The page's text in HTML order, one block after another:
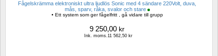
Fågelskrämma elektroniskt ultra ljudlös Sonic med 4 sändare 220Volt, duva,
mås, sparv, råka, svalor och stare
• Ett system som ger fågelfritt , gå vidare till grupp
9 250,00 kr
Ink. moms.11 562,50 kr